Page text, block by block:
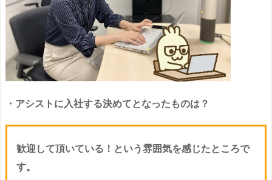
・アシストに入社する決めてとなったものは？
歓迎して頂いている！という雰囲気を感じたところで
す。